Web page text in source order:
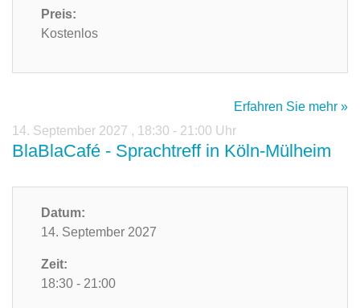
Preis:
Kostenlos
Erfahren Sie mehr »
14. September 2027 , 18:30 - 21:00 Uhr
BlaBlaCafé - Sprachtreff in Köln-Mülheim
Datum:
14. September 2027
Zeit:
18:30 - 21:00